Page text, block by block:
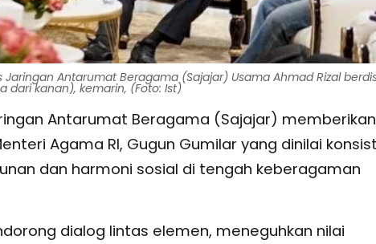
Jaringan Antarumat Beragama (Sajajar) Usama Ahmad Rizal
dari kanan), kemarin, (Foto: Ist)
Antarumat Beragama (Sajajar) memberikan
Agama RI, Gugun Gumilar yang dinilai
dan harmoni sosial di tengah keberagaman
dialog lintas elemen, meneguhkan nilai